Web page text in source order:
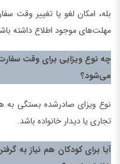
بله، امکان لغو یا تغییر وقت
مهلت‌های موجود اطلاع داشته
چه نوع ویزایی برای وقت
می‌شود؟
نوع ویزای صادرشده بستگی به
تجاری یا دیدار خانواده باشد.
آیا برای کودکان هم نیاز به